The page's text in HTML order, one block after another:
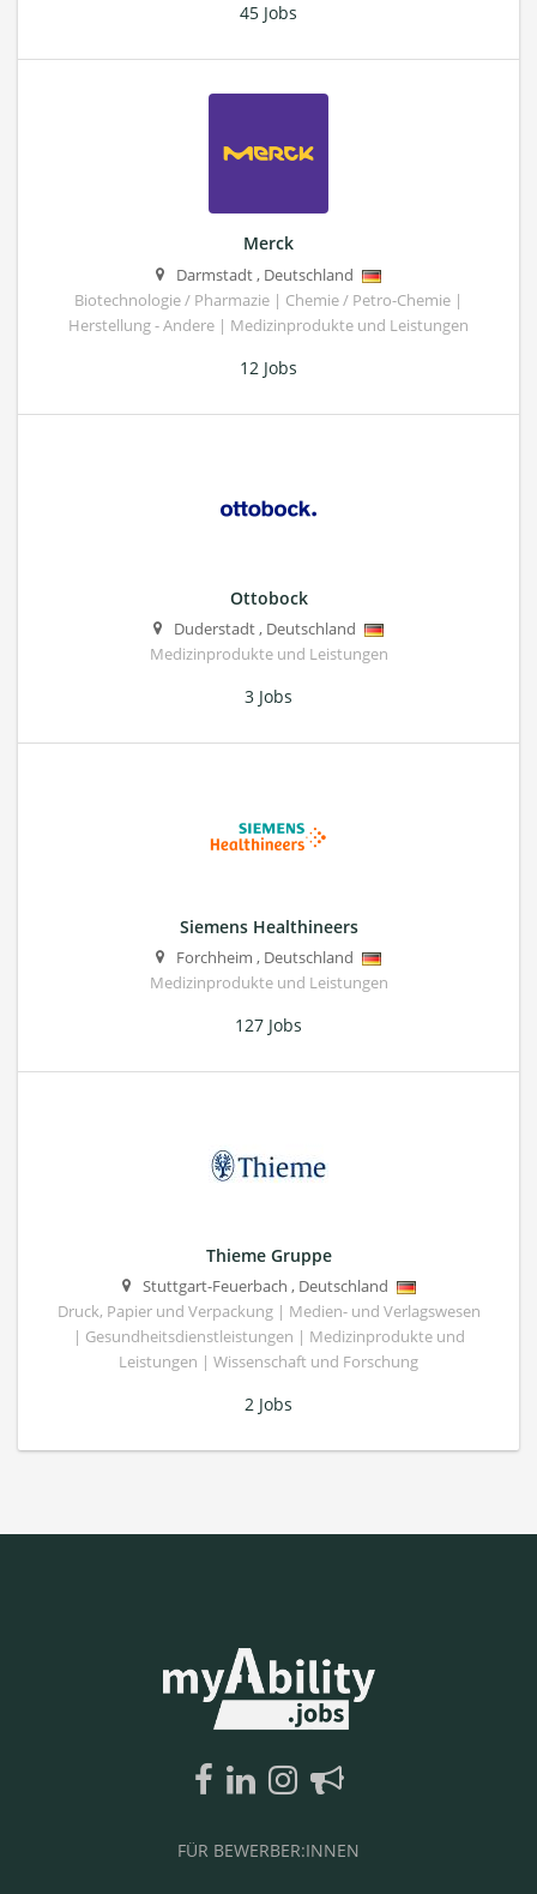
45 Jobs
Merck
Darmstadt, Deutschland
Biotechnologie / Pharmazie | Chemie / Petro-Chemie |
Herstellung - Andere | Medizinprodukte und Leistungen
12 Jobs
Ottobock
Duderstadt, Deutschland
Medizinprodukte und Leistungen
3 Jobs
Siemens Healthineers
Forchheim , Deutschland
Medizinprodukte und Leistungen
127 Jobs
Thieme Gruppe
Stuttgart-Feuerbach , Deutschland
Druck, Papier und Verpackung | Medien- und Verlagswesen
| Gesundheitsdienstleistungen | Medizinprodukte und
Leistungen | Wissenschaft und Forschung
2 Jobs
FÜR BEWERBER:INNEN